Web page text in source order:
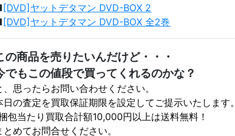
[DVD]ヤットデタマン DVD-BOX 2
[DVD]ヤットデタマン DVD-BOX 全2巻
の商品を売りたいんだけど・・・
でもこの値段で買ってくれるのかな？
、思ったらお問い合わせください。
日の査定を買取保証期限を設定してご提示いたします。
包当たり買取合計額10,000円以上は送料無料！
とめてお問合せください。